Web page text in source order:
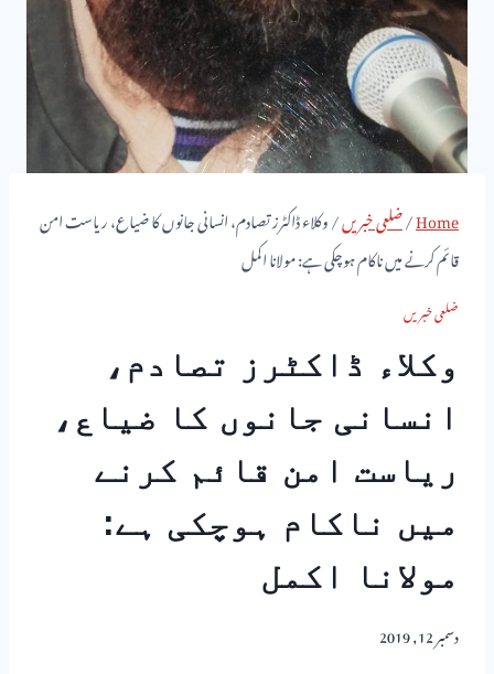
Home
/ضلعی خبریں/وکلاء ڈاکٹرز تصادم، انسانی جانوں کا ضیاع، ریاست امن
قائم کرنے میں ناکام ہوچکی ہے: مولانا اکمل
ضلعی خبریں
وکلاء ڈاکٹرز تصادم،
انسانی جانوں کا ضیاع،
ریاست امن قائم کرنے
میں ناکام ہوچکی ہے:
مولانا اکمل
دسمبر 12, 2019